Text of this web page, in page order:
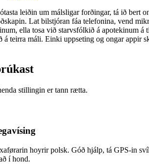
leiðin um málsligar forðingar, tá ið bert
Lat bilstjóran fáa telefonina, vend
ella tosa við starvsfólkið á apotekinum á
á teirra máli. Einki uppseting og ongar appir
stillingin er tann rætta.
hoyrir polsk. Góð hjálp, tá GPS-in
í hond.